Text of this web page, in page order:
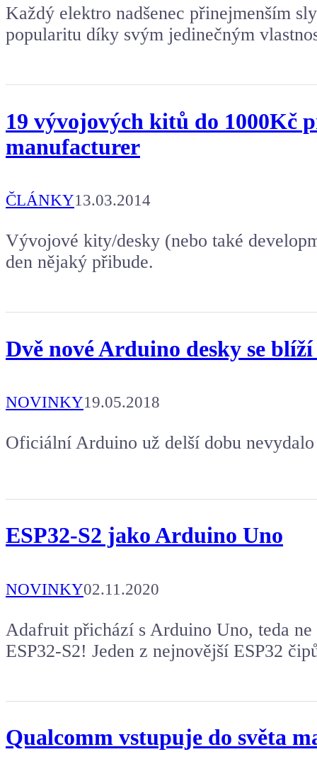
Každý elektro nadšenec přinejmenším
popularitu díky svým jedinečným
19 vývojových kitů do 1000Kč
manufacturer
ČLÁNKY13.03.2014
Vývojové kity/desky (nebo také
den nějaký přibude.
Dvě nové Arduino desky se
NOVINKY19.05.2018
Oficiální Arduino už delší dobu
ESP32-S2 jako Arduino Uno
NOVINKY02.11.2020
Adafruit přichází s Arduino Uno, teda
ESP32-S2! Jeden z nejnovější ESP32
Qualcomm vstupuje do světa